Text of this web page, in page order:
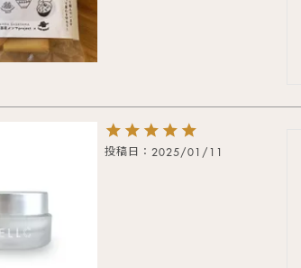
投稿日 2025/01/11